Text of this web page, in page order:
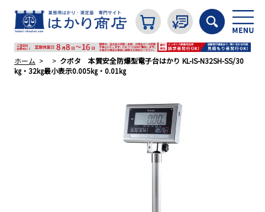
ホーム
クボタ 本質安全防爆型電子台はかり KL-IS-N32SH-SS/30
㎏・32㎏最小表示0.005㎏・0.01㎏